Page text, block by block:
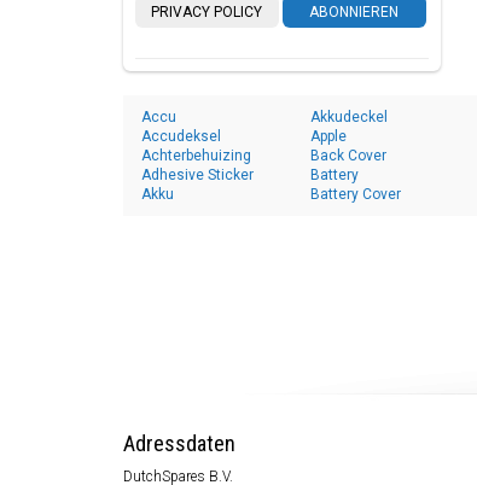
PRIVACY POLICY ABONNIEREN
Accu
Accudeksel
Achterbehuizing
Adhesive Sticker
Akku
Akkudeckel
Apple
Back Cover
Battery
Battery Cover
Adressdaten
DutchSpares B.V.